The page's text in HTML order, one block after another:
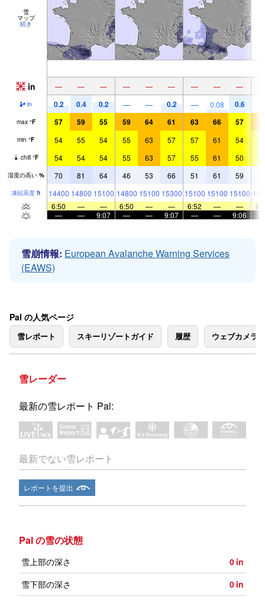
雪
マップ
続き
in — — — — — — — — —
in 0.2 0.4 0.2 — — 0.2 — 0.08 0.6
max °F 57 59 55 59 64 61 63 66 57
min °F 54 55 54 55 63 57 57 61 54
chill °F 54 54 54 55 63 57 55 61 50
湿度の高い % 70 81 64 46 53 66 51 61 59
凍結高度 ft 14400 14800 15100 14800 15100 15300 15100 15100 15100
6:50
— — 6:50 — — 6:52 — —
—
— 9:07 — — 9:07 — — 9:06
雪崩情報: European Avalanche Warning Services
(EAWS)
Pal の人気ページ
雪レポート スキーリゾートガイド 履歴 ウェブカメラ
雪レーダー
最新の雪レポート Pal:
最新でない雪レポート
レポートを提出
Pal の雪の状態
雪上部の深さ 0 in
雪下部の深さ
0 in